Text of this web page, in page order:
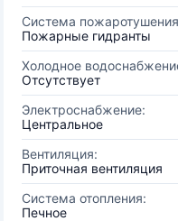
Система
Пожарные гидранты
Холодное
Отсутствует
Электроснабжение:
Центральное
Вентиляция:
Приточная вентиляция
Система отопления:
Печное